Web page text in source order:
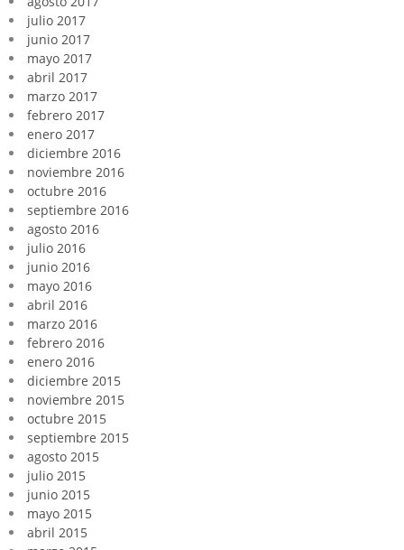
julio 2017
junio 2017
mayo 2017
abril 2017
marzo 2017
febrero 2017
enero 2017
diciembre 2016
noviembre 2016
octubre 2016
septiembre 2016
agosto 2016
julio 2016
junio 2016
mayo 2016
abril 2016
marzo 2016
febrero 2016
enero 2016
diciembre 2015
noviembre 2015
octubre 2015
septiembre 2015
agosto 2015
julio 2015
junio 2015
mayo 2015
abril 2015